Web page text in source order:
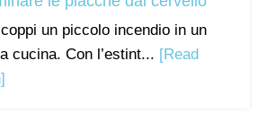
un piccolo incendio in un
cucina. Con l’estint... [Read